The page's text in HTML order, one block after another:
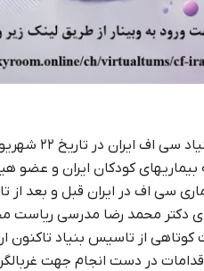
بیماریهای کودکان ایران و
سی اف در ایران قبل و بعد
محمد رضا مدرسی ریاست
از تاسیس بنیاد تاکنون
در دست انجام جهت